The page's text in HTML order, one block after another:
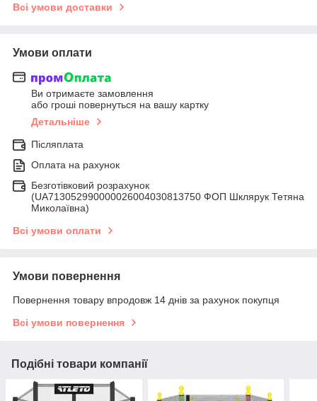
Всі умови доставки
Умови оплати
Ви отримаєте замовлення
або гроші повернуться на вашу картку
Детальніше
Післяплата
Оплата на рахунок
Безготівковий розрахунок
(UA713052990000026004030813750 ФОП Шклярук Тетяна
Миколаївна)
Всі умови оплати
Умови повернення
Повернення товару впродовж 14 днів за рахунок покупця
Всі умови повернення
Подібні товари компанії